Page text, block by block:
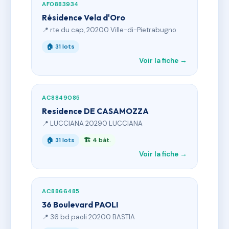
AF0883934
Résidence Vela d'Oro
📍 rte du cap, 20200 Ville-di-Pietrabugno
🏠 31 lots
Voir la fiche →
AC8849085
Residence DE CASAMOZZA
📍 LUCCIANA 20290 LUCCIANA
🏠 31 lots 🏗 4 bât.
Voir la fiche →
AC8866485
36 Boulevard PAOLI
📍 36 bd paoli 20200 BASTIA